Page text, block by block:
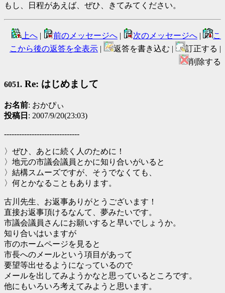
もし、日程があえば、ぜひ、きてみてください。
上へ | 前のメッセージへ | 次のメッセージへ |
こ
こから後の返答を全表示 | 返答を書き込む |
訂正する |
削除する
6051. Re: はじめまして
お名前: おかぴぃ
投稿日 : 2007/9/20(23:03)
------------------------------
〉ぜひ、あとに続く人のために！
〉地元の市議会議員とかに知り合いがいると
〉結構スムーズですが、そうでなくても、
〉何とかなることもあります。
古川先生、お返事ありがとうございます！
直接お返事頂けるなんて、夢みたいです。
市議会議員さんにお願いすると早いでしょうか。
知り合いはいますが
市のホームページを見ると
市長へのメールという項目があって
要望等出せるようになっているので
メールを出してみようかなと思っているところです。
他にもいろいろ考えてみようと思います。